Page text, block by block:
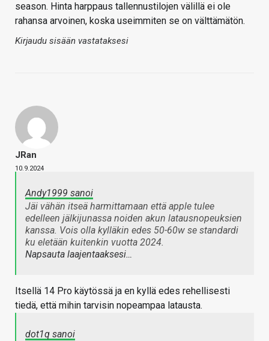
season. Hinta harppaus tallennustilojen välillä ei ole
rahansa arvoinen, koska useimmiten se on välttämätön.
Kirjaudu sisään vastataksesi
JRan
10.9.2024
Andy1999 sanoi
Jäi vähän itseä harmittamaan että apple tulee
edelleen jälkijunassa noiden akun latausnopeuksien
kanssa. Vois olla kylläkin edes 50-60w se standardi
ku eletään kuitenkin vuotta 2024.
Napsauta laajentaaksesi…
Itsellä 14 Pro käytössä ja en kyllä edes rehellisesti
tiedä, että mihin tarvisin nopeampaa latausta.
dot1q sanoi